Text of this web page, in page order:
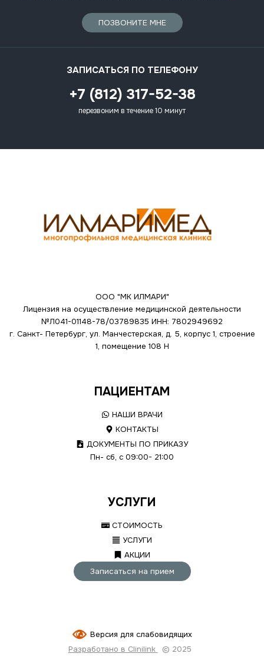
ПОЗВОНИТЕ МНЕ
ЗАПИСАТЬСЯ ПО ТЕЛЕФОНУ
+7 (812) 317-52-38
перезвоним в течение 10 минут
ООО "МК ИЛМАРИ"
Лицензия на осуществление медицинской деятельности
№Л041-01148-78/03789835 ИНН: 7802949692
г. Санкт- Петербург, ул. Манчестерская, д. 5, корпус 1, строение
1, помещение 108 Н
ПАЦИЕНТАМ
НАШИ ВРАЧИ
КОНТАКТЫ
ДОКУМЕНТЫ ПО ПРИКАЗУ
Пн- сб, с 09:00- 21:00
УСЛУГИ
СТОИМОСТЬ
УСЛУГИ
АКЦИИ
Записаться на прием
Версия для слабовидящих
Разработано в Clinilink
© 2025